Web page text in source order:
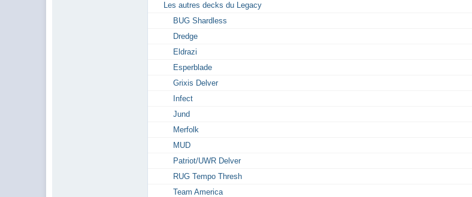
Les autres decks du Legacy
BUG Shardless
Dredge
Eldrazi
Esperblade
Grixis Delver
Infect
Jund
Merfolk
MUD
Patriot/UWR Delver
RUG Tempo Thresh
Team America